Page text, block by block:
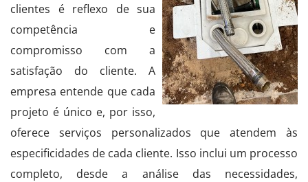
clientes é reflexo de sua
competência e
compromisso com a
satisfação do cliente. A
empresa entende que cada
projeto é único e, por isso,
oferece serviços personalizados que atendem às
especificidades de cada cliente. Isso inclui um processo
completo, desde a análise das necessidades,